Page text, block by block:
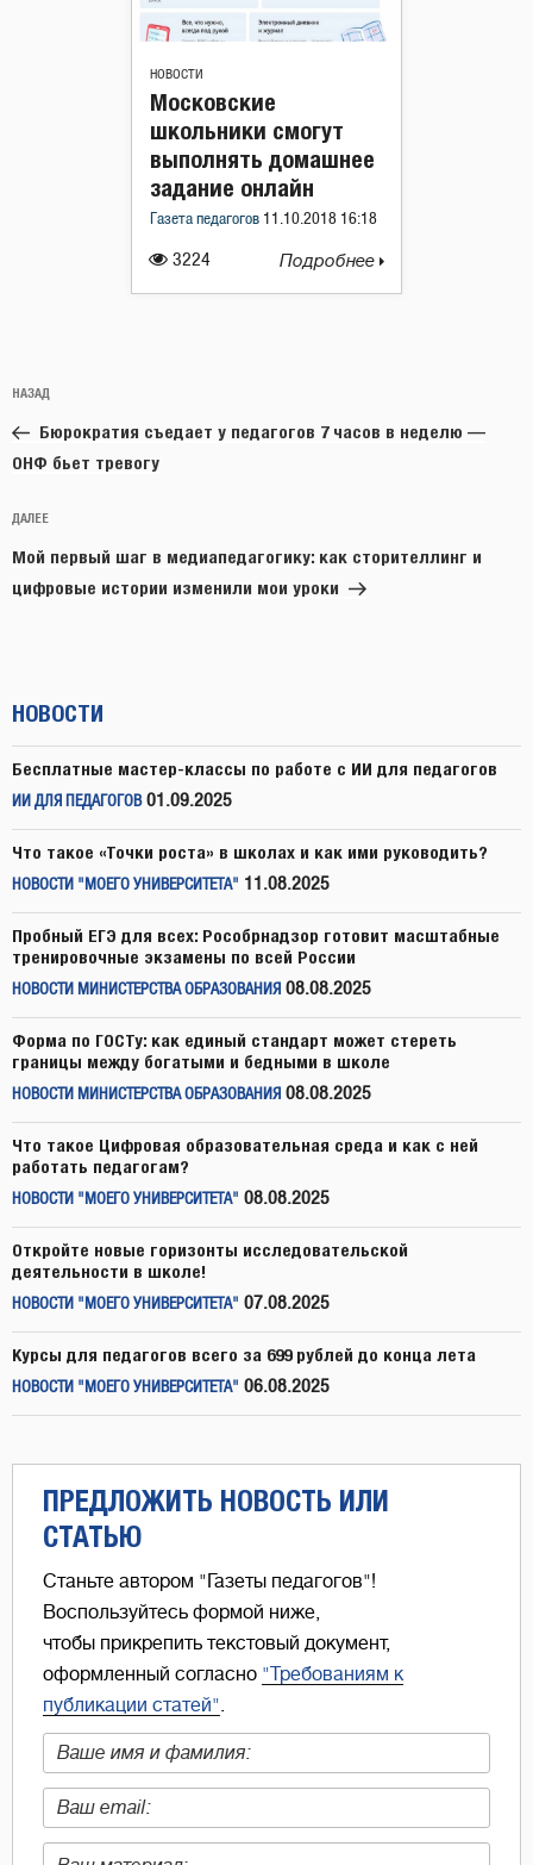
НОВОСТИ
3224
Московские
школьники смогут
выполнять домашнее
задание онлайн
Газета педагогов 11.10.2018 16:18
Подробнее
по
записям
Предыдущая
запись:
НАЗАД
Бюрократия съедает у педагогов 7 часов в неделю —
ОНФ бьет тревогу
Следующая
запись
ДАЛЕЕ
Мой первый шаг в медиапедагогику: как сторителлинг и
цифровые истории изменили мои уроки
НОВОСТИ
Бесплатные мастер-классы по работе с ИИ для педагогов
ИИ ДЛЯ ПЕДАГОГОВ 01.09.2025
Что такое «Точки роста» в школах и как ими руководить?
НОВОСТИ "МОЕГО УНИВЕРСИТЕТА" 11.08.2025
Пробный ЕГЭ для всех: Рособрнадзор готовит масштабные
тренировочные экзамены по всей России
НОВОСТИ МИНИСТЕРСТВА ОБРАЗОВАНИЯ 08.08.2025
Форма по ГОСТу: как единый стандарт может стереть
границы между богатыми и бедными в школе
НОВОСТИ МИНИСТЕРСТВА ОБРАЗОВАНИЯ 08.08.2025
Что такое Цифровая образовательная среда и как с ней
работать педагогам?
НОВОСТИ "МОЕГО УНИВЕРСИТЕТА" 08.08.2025
Откройте новые горизонты исследовательской
деятельности в школе!
НОВОСТИ "МОЕГО УНИВЕРСИТЕТА" 07.08.2025
Курсы для педагогов всего за 699 рублей до конца лета
НОВОСТИ "МОЕГО УНИВЕРСИТЕТА" 06.08.2025
ПРЕДЛОЖИТЬ НОВОСТЬ ИЛИ
СТАТЬЮ
Станьте автором "Газеты педагогов"!
Воспользуйтесь формой ниже,
чтобы прикрепить текстовый документ,
оформленный согласно "Требованиям к
публикации статей".